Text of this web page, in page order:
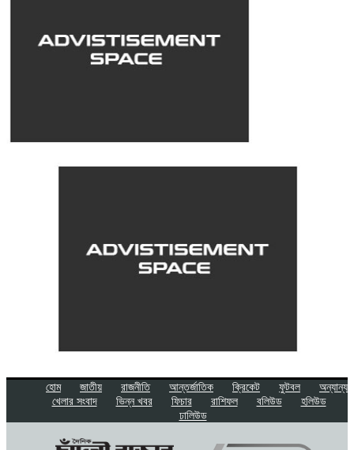
হোম জাতীয় রাজনীতি আন্তর্জাতিক ক্রিকেট ফুটবল
অন্যান্য
খেলার সংবাদ
ভিন্ন খবর ফিচার রাশিফল বলিউড
হলিউড
ঢালিউড